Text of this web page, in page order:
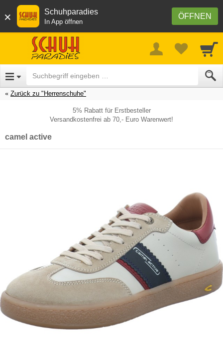
× ÖFFNEN
Schuhparadies
In App öffnen
Zurück zu "Herrenschuhe"
5% Rabatt für Erstbesteller
Versandkostenfrei ab 70,- Euro Warenwert!
camel active